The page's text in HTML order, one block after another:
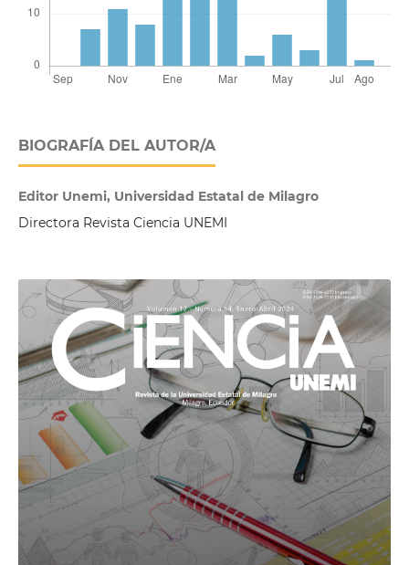
BIOGRAFÍA DEL AUTOR/A
Editor Unemi, Universidad Estatal de Milagro
Directora Revista Ciencia UNEMI